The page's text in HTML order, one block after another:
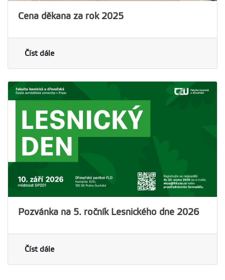
Cena děkana za rok 2025
Číst dále
Pozvánka na 5. ročník Lesnického dne 2026
Číst dále